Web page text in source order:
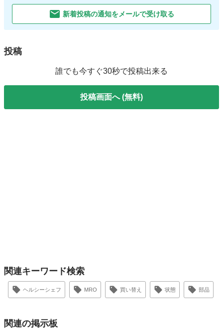
新着投稿の通知をメールで受け取る
投稿
誰でも今すぐ30秒で投稿出来る
投稿画面へ (無料)
関連キーワード検索
ヘルシーシェフ MRO 買い替え 状態 部品
関連の掲示板